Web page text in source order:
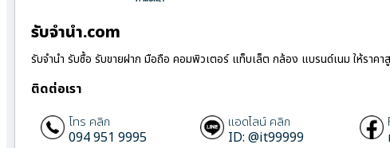
รับจํานํา.com
รับจำนำ รับซื้อ รับขายฝาก มือถือ คอมพิวเตอร์ แท็บเล็ต กล้อง แบรนด์เนม ให้ราคา
ติดต่อเรา
โทร คลิก
094 951 9995
แอดไลน์ คลิก
ID: @it99999